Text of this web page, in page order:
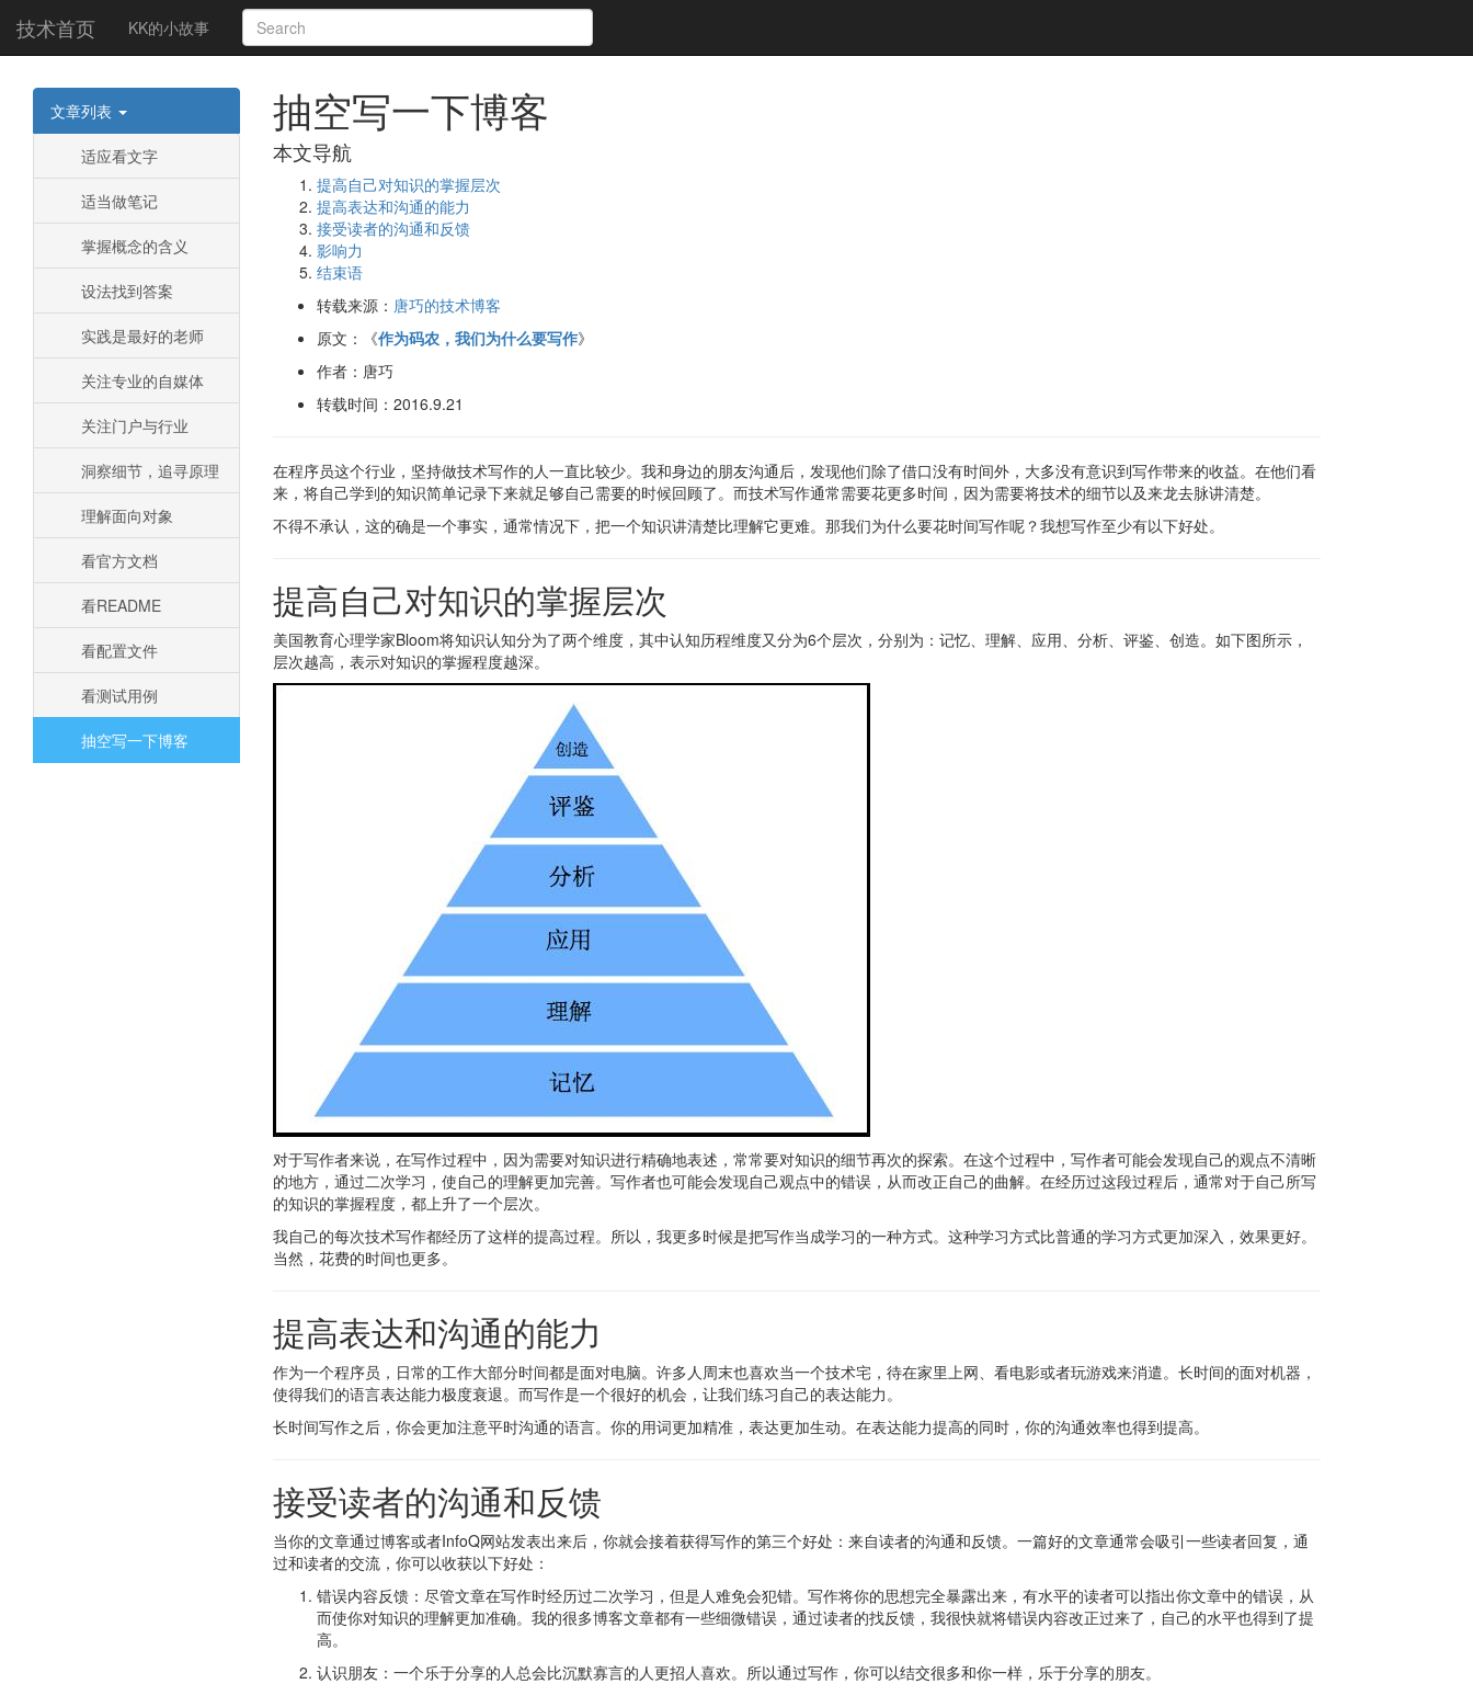
技术首页 KK的小故事
文章列表
适应看文字
适当做笔记
掌握概念的含义
设法找到答案
实践是最好的老师
关注专业的自媒体
关注门户与行业
洞察细节，追寻原理
理解面向对象
看官方文档
看README
看配置文件
看测试用例
抽空写一下博客
抽空写一下博客
本文导航
提高自己对知识的掌握层次
提高表达和沟通的能力
接受读者的沟通和反馈
影响力
结束语
转载来源： 唐巧的技术博客
原文：《作为码农，我们为什么要写作》
作者：唐巧
转载时间：2016.9.21
在程序员这个行业，坚持做技术写作的人一直比较少。我和身边的朋友沟通后，发现他们除了借口没有时间外，大多没有意识到写作带来的收益。在他们看
来，将自己学到的知识简单记录下来就足够自己需要的时候回顾了。而技术写作通常需要花更多时间，因为需要将技术的细节以及来龙去脉讲清楚。
不得不承认，这的确是一个事实，通常情况下，把一个知识讲清楚比理解它更难。那我们为什么要花时间写作呢？我想写作至少有以下好处。
提高自己对知识的掌握层次
美国教育心理学家Bloom将知识认知分为了两个维度，其中认知历程维度又分为6个层次，分别为：记忆、理解、应用、分析、评鉴、创造。如下图所示，
层次越高，表示对知识的掌握程度越深。
对于写作者来说，在写作过程中，因为需要对知识进行精确地表述，常常要对知识的细节再次的探索。在这个过程中，写作者可能会发现自己的观点不清晰
的地方，通过二次学习，使自己的理解更加完善。写作者也可能会发现自己观点中的错误，从而改正自己的曲解。在经历过这段过程后，通常对于自己所写
的知识的掌握程度，都上升了一个层次。
我自己的每次技术写作都经历了这样的提高过程。所以，我更多时候是把写作当成学习的一种方式。这种学习方式比普通的学习方式更加深入，效果更好。
当然，花费的时间也更多。
提高表达和沟通的能力
作为一个程序员，日常的工作大部分时间都是面对电脑。许多人周末也喜欢当一个技术宅，待在家里上网、看电影或者玩游戏来消遣。长时间的面对机器，
使得我们的语言表达能力极度衰退。而写作是一个很好的机会，让我们练习自己的表达能力。
长时间写作之后，你会更加注意平时沟通的语言。你的用词更加精准，表达更加生动。在表达能力提高的同时，你的沟通效率也得到提高。
接受读者的沟通和反馈
当你的文章通过博客或者InfoQ网站发表出来后，你就会接着获得写作的第三个好处：来自读者的沟通和反馈。一篇好的文章通常会吸引一些读者回复，通
过和读者的交流，你可以收获以下好处：
错误内容反馈：尽管文章在写作时经历过二次学习，但是人难免会犯错。写作将你的思想完全暴露出来，有水平的读者可以指出你文章中的错误，从
而使你对知识的理解更加准确。我的很多博客文章都有一些细微错误，通过读者的找反馈，我很快就将错误内容改正过来了，自己的水平也得到了提
高。
认识朋友：一个乐于分享的人总会比沉默寡言的人更招人喜欢。所以通过写作，你可以结交很多和你一样，乐于分享的朋友。